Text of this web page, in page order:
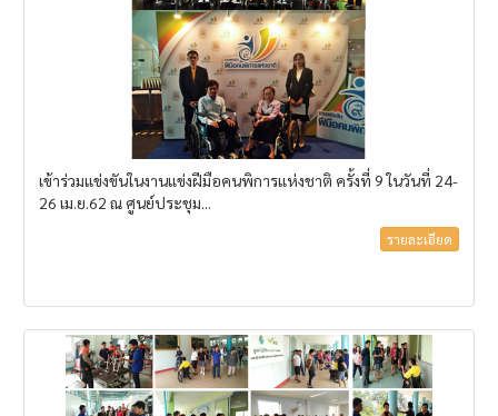
เข้าร่วมแข่งขันในงานแข่งฝีมือคนพิการแห่งชาติ ครั้งที่ 9 ในวันที่ 24-
26 เม.ย.62 ณ ศูนย์ประชุม...
รายละเอียด